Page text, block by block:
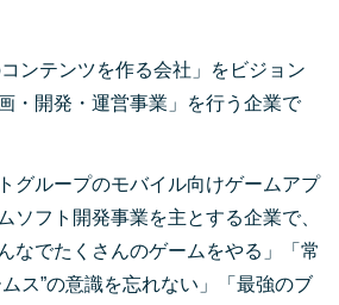
ンテンツを作る会社」をビジョン
・開発・運営事業」を行う企業で
グループのモバイル向けゲームアプ
ソフト開発事業を主とする企業で、
なでたくさんのゲームをやる」「常
ス”の意識を忘れない」「最強のブ